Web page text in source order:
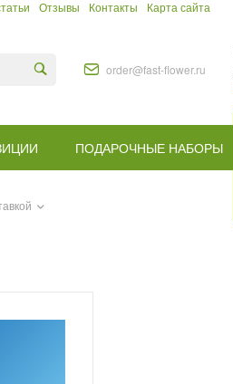
Отзывы Контакты Карта сайта
order@fast-flower.ru
ПОДАРОЧНЫЕ НАБОРЫ